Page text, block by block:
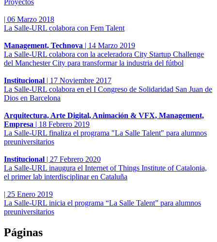
| 06 Marzo 2018
La Salle-URL colabora con Fem Talent
Management, Technova | 14 Marzo 2019
La Salle-URL colabora con la aceleradora City Startup Challenge
del Manchester City para transformar la industria del fútbol
Institucional | 17 Noviembre 2017
La Salle-URL colabora en el I Congreso de Solidaridad San Juan de
Dios en Barcelona
Arquitectura, Arte Digital, Animación & VFX, Management,
Empresa | 18 Febrero 2019
La Salle-URL finaliza el programa "La Salle Talent" para alumnos
preuniversitarios
Institucional | 27 Febrero 2020
La Salle-URL inaugura el Internet of Things Institute of Catalonia,
el primer lab interdisciplinar en Cataluña
| 25 Enero 2019
La Salle-URL inicia el programa “La Salle Talent” para alumnos
preuniversitarios
Páginas